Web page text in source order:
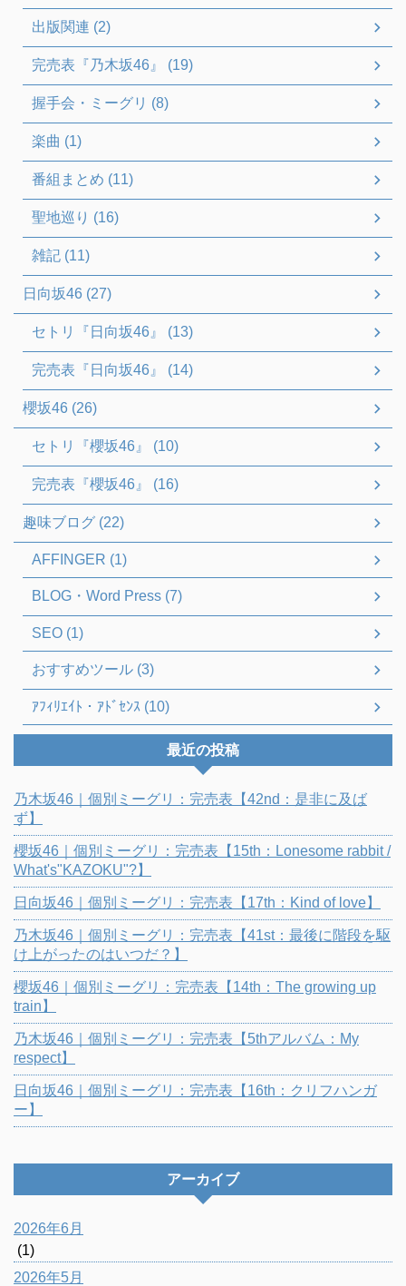
出版関連 (2)
完売表『乃木坂46』 (19)
握手会・ミーグリ (8)
楽曲 (1)
番組まとめ (11)
聖地巡り (16)
雑記 (11)
日向坂46 (27)
セトリ『日向坂46』 (13)
完売表『日向坂46』 (14)
櫻坂46 (26)
セトリ『櫻坂46』 (10)
完売表『櫻坂46』 (16)
趣味ブログ (22)
AFFINGER (1)
BLOG・Word Press (7)
SEO (1)
おすすめツール (3)
ｱﾌｨﾘｴｲﾄ・ｱﾄﾞｾﾝｽ (10)
最近の投稿
乃木坂46｜個別ミーグリ：完売表【42nd：是非に及ば
ず】
櫻坂46｜個別ミーグリ：完売表【15th：Lonesome rabbit /
What's"KAZOKU"?】
日向坂46｜個別ミーグリ：完売表【17th：Kind of love】
乃木坂46｜個別ミーグリ：完売表【41st：最後に階段を駆
け上がったのはいつだ？】
櫻坂46｜個別ミーグリ：完売表【14th：The growing up
train】
乃木坂46｜個別ミーグリ：完売表【5thアルバム：My
respect】
日向坂46｜個別ミーグリ：完売表【16th：クリフハンガ
ー】
アーカイブ
2026年6月
(1)
2026年5月